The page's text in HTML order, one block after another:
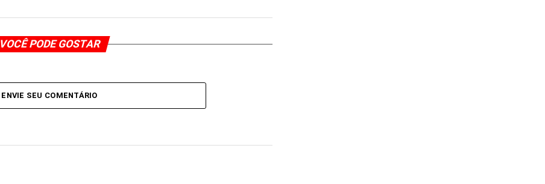
VOCÊ PODE GOSTAR
ENVIE SEU COMENTÁRIO